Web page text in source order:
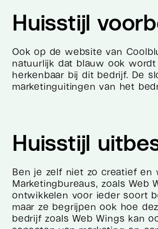
Huisstijl
Ook op de website van
natuurlijk dat blauw ook wordt
herkenbaar bij dit bedrijf. De
marketinguitingen van het
Huisstijl
Ben je zelf niet zo creatief en
Marketingbureaus, zoals
ontwikkelen voor ieder soort
maar ze begrijpen ook hoe
bedrijf zoals Web Wings kan